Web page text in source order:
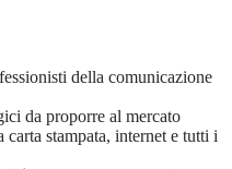
della comunicazione
da proporre al mercato
stampata, internet e tutti i